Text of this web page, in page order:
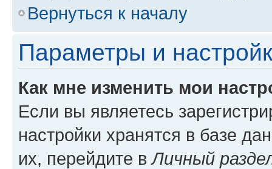
Вернуться к началу
Параметры и
Как мне изменить мои
Если вы являетесь
настройки хранятся в базе
их, перейдите вЛичный